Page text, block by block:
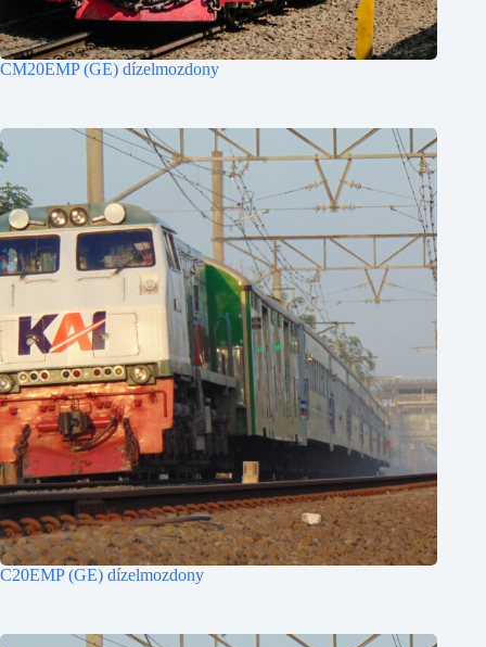
CM20EMP (GE) dízelmozdony
C20EMP (GE) dízelmozdony